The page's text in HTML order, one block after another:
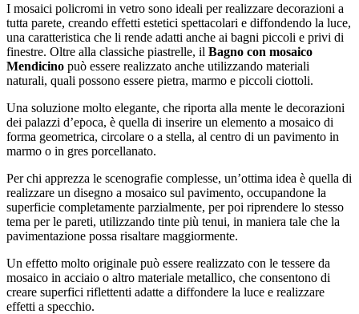
I mosaici policromi in vetro sono ideali per realizzare decorazioni a
tutta parete, creando effetti estetici spettacolari e diffondendo la luce,
una caratteristica che li rende adatti anche ai bagni piccoli e privi di
finestre. Oltre alla classiche piastrelle, il Bagno con mosaico
Mendicino può essere realizzato anche utilizzando materiali
naturali, quali possono essere pietra, marmo e piccoli ciottoli.
Una soluzione molto elegante, che riporta alla mente le decorazioni
dei palazzi d’epoca, è quella di inserire un elemento a mosaico di
forma geometrica, circolare o a stella, al centro di un pavimento in
marmo o in gres porcellanato.
Per chi apprezza le scenografie complesse, un’ottima idea è quella di
realizzare un disegno a mosaico sul pavimento, occupandone la
superficie completamente parzialmente, per poi riprendere lo stesso
tema per le pareti, utilizzando tinte più tenui, in maniera tale che la
pavimentazione possa risaltare maggiormente.
Un effetto molto originale può essere realizzato con le tessere da
mosaico in acciaio o altro materiale metallico, che consentono di
creare superfici riflettenti adatte a diffondere la luce e realizzare
effetti a specchio.